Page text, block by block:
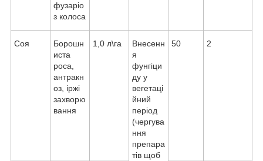
фузаріо
з колоса
Соя
Борошн
иста
роса,
антракн
оз, іржі
захворю
вання
1,0 л\га
Внесенн
я
фунгіци
ду у
вегетаці
йний
період
(чергува
ння
препара
тів щоб
50 2